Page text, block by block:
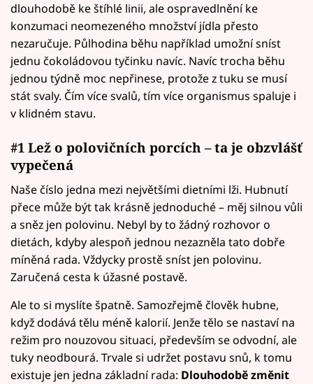
dlouhodobě ke štíhlé linii, ale ospravedlnění ke
konzumaci neomezeného množství jídla přesto
nezaručuje. Půlhodina běhu například umožní sníst
jednu čokoládovou tyčinku navíc. Navíc trocha běhu
jednou týdně moc nepřinese, protože z tuku se musí
stát svaly. Čím více svalů, tím více organismus spaluje i
v klidném stavu.
#1 Lež o polovičních porcích – ta je obzvlášť
vypečená
Naše číslo jedna mezi největšími dietními lži. Hubnutí
přece může být tak krásně jednoduché – měj silnou vůli
a sněz jen polovinu. Nebyl by to žádný rozhovor o
dietách, kdyby alespoň jednou nezazněla tato dobře
míněná rada. Vždycky prostě sníst jen polovinu.
Zaručená cesta k úžasné postavě.
Ale to si myslíte špatně. Samozřejmě člověk hubne,
když dodává tělu méně kalorií. Jenže tělo se nastaví na
režim pro nouzovou situaci, především se odvodní, ale
tuky neodbourá. Trvale si udržet postavu snů, k tomu
existuje jen jedna základní rada: Dlouhodobě změnit